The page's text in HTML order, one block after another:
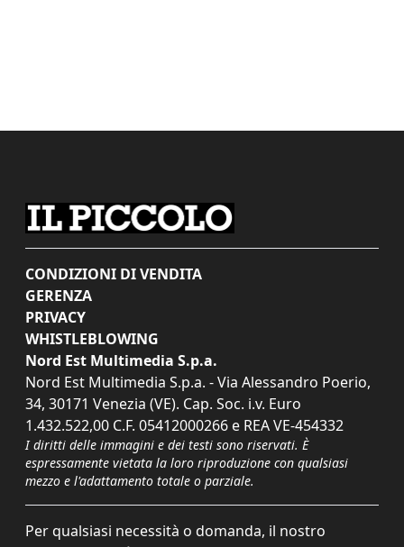
CONDIZIONI DI VENDITA
GERENZA
PRIVACY
WHISTLEBLOWING
Nord Est Multimedia S.p.a.
Nord Est Multimedia S.p.a. - Via Alessandro Poerio,
34, 30171 Venezia (VE). Cap. Soc. i.v. Euro
1.432.522,00 C.F. 05412000266 e REA VE-454332
I diritti delle immagini e dei testi sono riservati. È
espressamente vietata la loro riproduzione con qualsiasi
mezzo e l'adattamento totale o parziale.
Per qualsiasi necessità o domanda, il nostro